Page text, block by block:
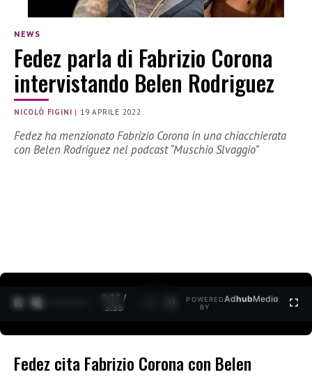
NEWS
Fedez parla di Fabrizio Corona
intervistando Belen Rodriguez
NICOLÒ FIGINI | 19 APRILE 2022
Fedez ha menzionato Fabrizio Corona in una chiacchierata
con Belen Rodriguez nel podcast “Muschio Slvaggio”
0:27 /
3:35
POWERED
BY
AdhubMedia
Fedez cita Fabrizio Corona con Belen